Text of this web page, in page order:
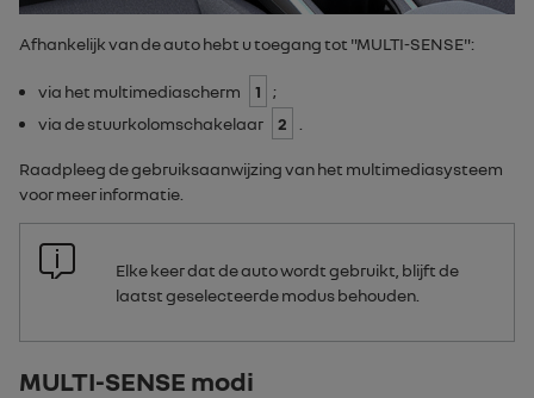
Afhankelijk van de auto hebt u toegang tot "MULTI-SENSE":
via het multimediascherm 1
;
via de stuurkolomschakelaar
2
Raadpleeg de gebruiksaanwijzing van het multimediasysteem
voor meer informatie.
Elke keer dat de auto wordt gebruikt, blijft de
laatst geselecteerde modus behouden.
MULTI-SENSE modi